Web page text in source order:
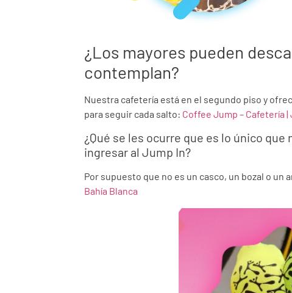
¿Los mayores pueden
contemplan?
Nuestra cafetería está en el segundo piso y
para seguir cada salto: Coffee Jump – Cafetería |
¿Qué se les ocurre que es lo único
ingresar al Jump In?
Por supuesto que no es un casco, un bozal o un
Bahía Blanca